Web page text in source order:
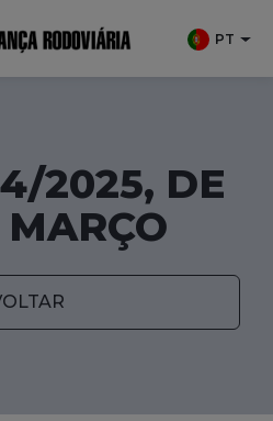
PT
2025, DE
MARÇO